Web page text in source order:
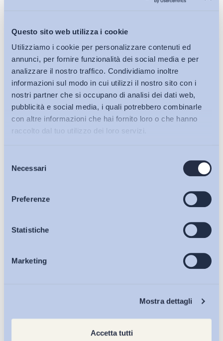
Questo sito web utilizza i cookie
Utilizziamo i cookie per personalizzare contenuti ed
annunci, per fornire funzionalità dei social media e per
analizzare il nostro traffico. Condividiamo inoltre
informazioni sul modo in cui utilizzi il nostro sito con i
nostri partner che si occupano di analisi dei dati web,
pubblicità e social media, i quali potrebbero combinarle
con altre informazioni che hai fornito loro o che hanno
raccolto dal tuo utilizzo dei loro servizi.
delNecessari
Preferenze
Statistiche
Marketing
Mostra dettagli
Accetta tutti
Bollettini ADAPT
Articoli
Osservatori
Eventi
Ho letto e Accetto il trattamento dei dati personali descritti